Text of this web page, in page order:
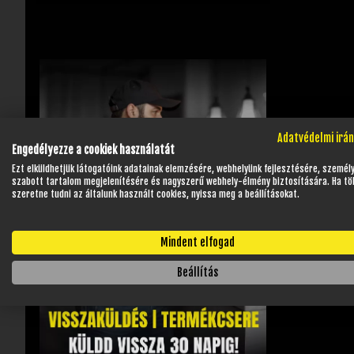
Adatvédelmi
Engedélyezze a cookiek használatát
Ezt elküldhetjük látogatóink adatainak elemzésére, webhelyünk fejlesztésére,
szabott tartalom megjelenítésére és nagyszerű webhely-élmény biztosítására. Ha
szeretne tudni az általunk használt cookies, nyissa meg a beállításokat.
Mindent elfogad
Beállítás